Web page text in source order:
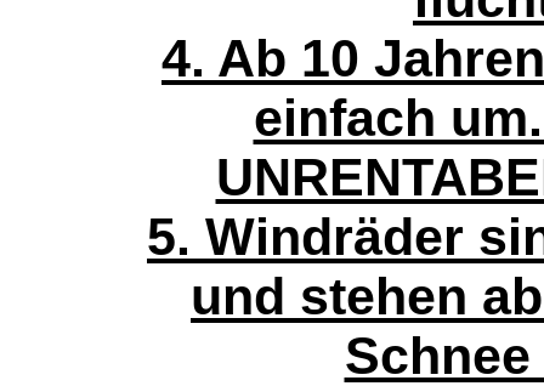
4. Ab 10
einfach
5. Windräder
und stehen